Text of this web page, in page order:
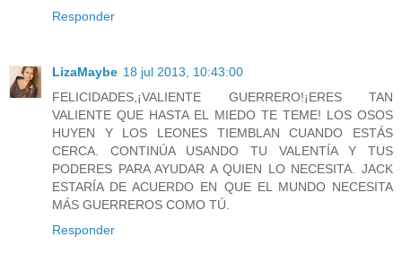
Responder
LizaMaybe 18 jul 2013, 10:43:00
FELICIDADES,¡VALIENTE GUERRERO!¡ERES TAN
VALIENTE QUE HASTA EL MIEDO TE TEME! LOS OSOS
HUYEN Y LOS LEONES TIEMBLAN CUANDO ESTÁS
CERCA. CONTINÚA USANDO TU VALENTÍA Y TUS
PODERES PARA AYUDAR A QUIEN LO NECESITA. JACK
ESTARÍA DE ACUERDO EN QUE EL MUNDO NECESITA
MÁS GUERREROS COMO TÚ.
Responder